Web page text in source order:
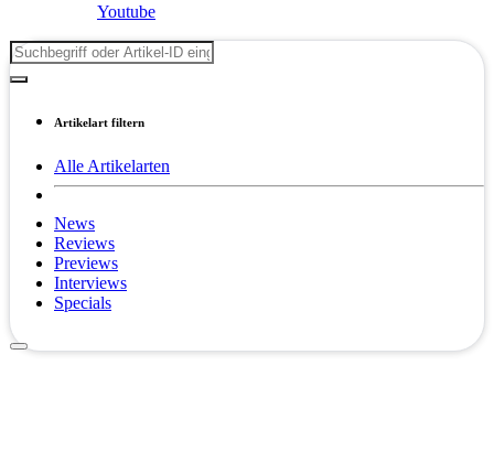
Youtube
Artikelart filtern
Alle Artikelarten
News
Reviews
Previews
Interviews
Specials